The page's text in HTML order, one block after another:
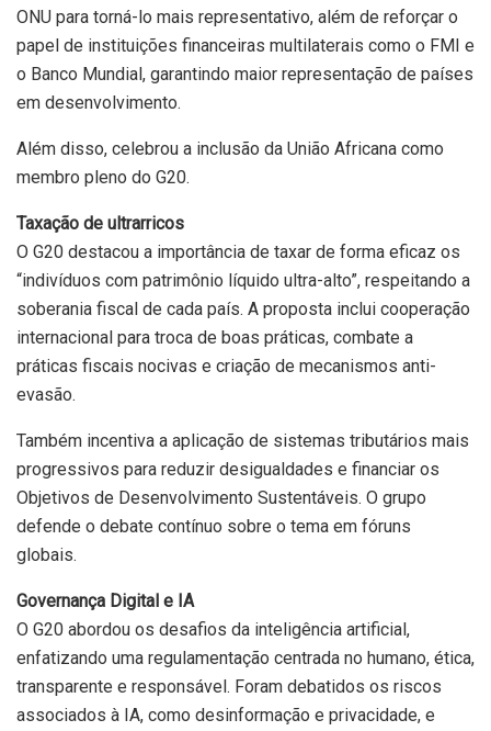
ONU para torná-lo mais representativo, além de reforçar o
papel de instituições financeiras multilaterais como o FMI e
o Banco Mundial, garantindo maior representação de países
em desenvolvimento.
Além disso, celebrou a inclusão da União Africana como
membro pleno do G20.
Taxação de ultrarricos
O G20 destacou a importância de taxar de forma eficaz os
“indivíduos com patrimônio líquido ultra-alto”, respeitando a
soberania fiscal de cada país. A proposta inclui cooperação
internacional para troca de boas práticas, combate a
práticas fiscais nocivas e criação de mecanismos anti-
evasão.
Também incentiva a aplicação de sistemas tributários mais
progressivos para reduzir desigualdades e financiar os
Objetivos de Desenvolvimento Sustentáveis. O grupo
defende o debate contínuo sobre o tema em fóruns
globais.
Governança Digital e IA
O G20 abordou os desafios da inteligência artificial,
enfatizando uma regulamentação centrada no humano, ética,
transparente e responsável. Foram debatidos os riscos
associados à IA, como desinformação e privacidade, e